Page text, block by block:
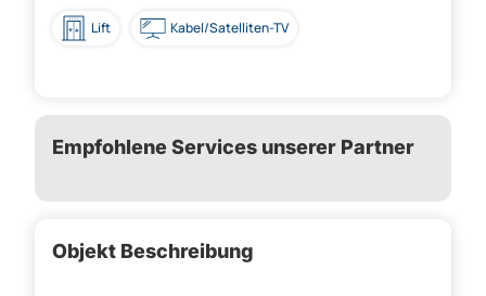
Lift Kabel/Satelliten-TV
Empfohlene Services unserer Partner
Objekt Beschreibung